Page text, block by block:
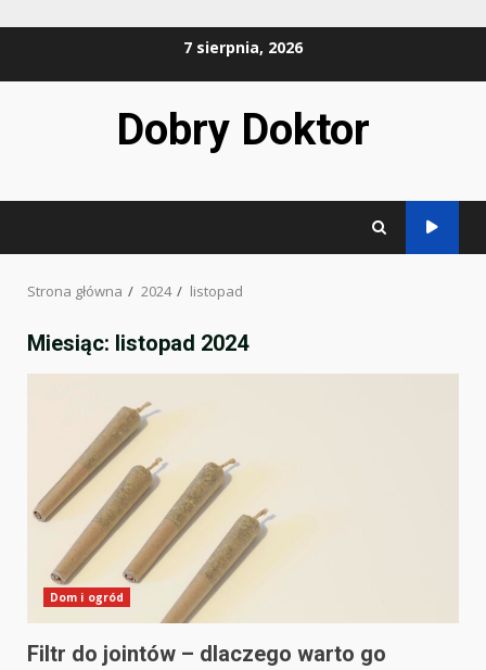
7 sierpnia, 2026
Dobry Doktor
Strona główna 2024 listopad
Miesiąc: listopad 2024
Dom i ogród
Filtr do jointów – dlaczego warto go